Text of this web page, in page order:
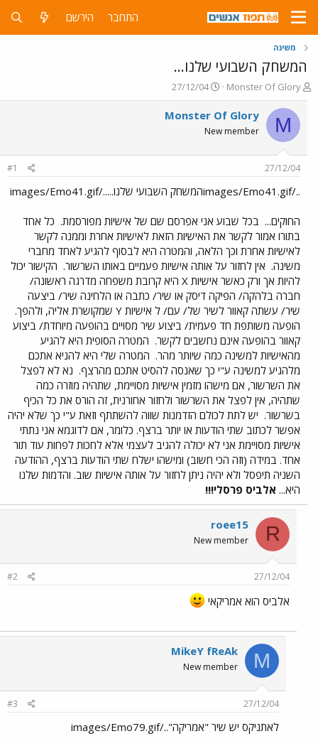
התחבר הירשם
משינה
המשחק השבועי שלנו...
פ
ו
ת
ח
ה
ש
Monster Of Glory
פ
ו
ר
ם
ר
27/12/04
M
Monster Of Glory
New member
27/12/04
#1
../images/Emo41.gifהמשחק השבועי שלנו...../images/Emo41.gif
החוקים... בכל שבוע אני אפרסם שם של אישיות מפורסמת. כל אחד
בתורו אמור לקשר את האישיות הזאת לאישיות אחרת וממנה לקשר
לאישיות אחרת וכך הלאה, והמטרה היא לבסוף להגיע לאחד מחברי
משינה. אין לחזור על אותה אישיות פעמיים באותו השרשור. הקישור יכול
להיות אך ורק כאשר אישיות X היא קרובת משפחה מדרגה ראשונה/
חברה בלהקה/ הפיקה דיסק או שיר/ כתבה או הלחינה שיר/ ביצעה
שיר/ עשתה קאוור לשיר של/ עם/ ל אישיות Y שמקושרת אליה, ולהפך.
הופעה משותפת חד פעמית/ ביצוע שיר מסויים בהופעה מיוחדת/ ביצוע
קאוור בהופעה אינם נחשבים לקשר. המטרה הסופית היא להגיע
מהאישיות למשינה כמה שיותר מהר. המטרה שלי היא להניא אתכם
מלהגיע למשינה ע"י כך שאנסה להסיט אתכם מהרצף. נא לא לפצל
את השרשור, אם מישהו מזמין אישיות מסויימת, שתהיה מוזרה כמה
שתהיה, אין לפצל את השרשור ולחזור אחורנית, זה הורס את כל הכיף
בשרשור. יש לתת לכולם הזדמנות שווה להשתתף וזאת ע"י כך שלא יהיה
אפשר לכתוב שתי הודעות או יותר ברצף. כלומר, אם לדוגמא אני נתתי
אישיות מסויימת אני לא יכולה להגיב לעצמי אלא לחכות לפחות עוד תור
אחד. במידה (וזה הכי חשוב) ומישהו ישלח שתי הודעות ברצף, ההודעה
השניה תיפסל ולא יהיה ניתן לחזור על אותה אישיות שוב. והדמות שלנו
היא... אלביס פרסלי!!!
R
roee15
New member
27/12/04
#2
אלביס הוא אמריקאי
M
MikeY fReAk
New member
27/12/04
#3
לאתניקס יש שיר "אמריקה"../images/Emo79.gif